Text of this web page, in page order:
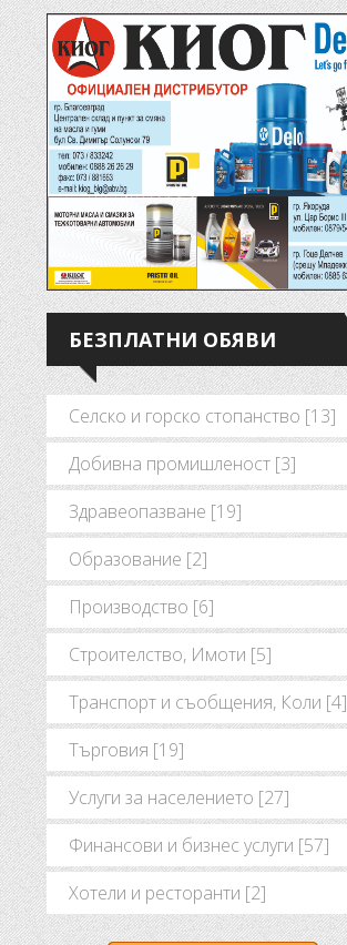
БЕЗПЛАТНИ ОБЯВИ
Селско и горско стопанство [13]
Добивна промишленост [3]
Здравеопазване [19]
Образование [2]
Производство [6]
Строителство, Имоти [5]
Транспорт и съобщения, Коли [4]
Търговия [19]
Услуги за населението [27]
Финансови и бизнес услуги [57]
Хотели и ресторанти [2]